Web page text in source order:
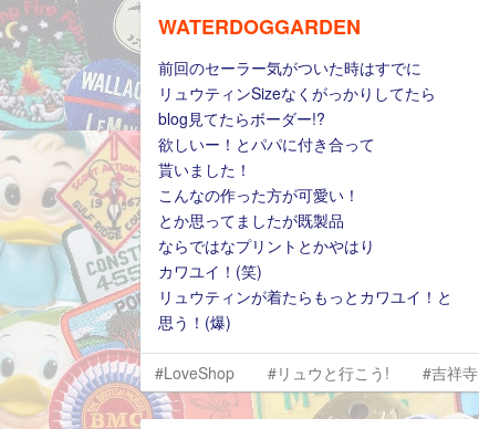
WATERDOGGARDEN
前回のセーラー気がついた時はすでに
リュウティンSizeなくがっかりしてたら
blog見てたらボーダー!?
欲しいー！とパパに付き合って
貰いました！
こんなの作った方が可愛い！
とか思ってましたが既製品
ならではなプリントとかやはり
カワユイ！(笑)
リュウティンが着たらもっとカワユイ！と
思う！(爆)
#LoveShop #リュウと行こう! #吉祥寺